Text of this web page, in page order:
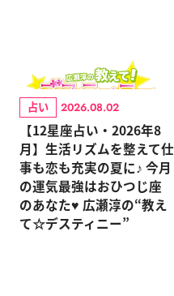
占い 2026.08.02
【12星座占い・2026年8
月】生活リズムを整えて仕
事も恋も充実の夏に♪ 今月
の運気最強はおひつじ座
のあなた♥ 広瀬淳の“教え
て☆デスティニー”